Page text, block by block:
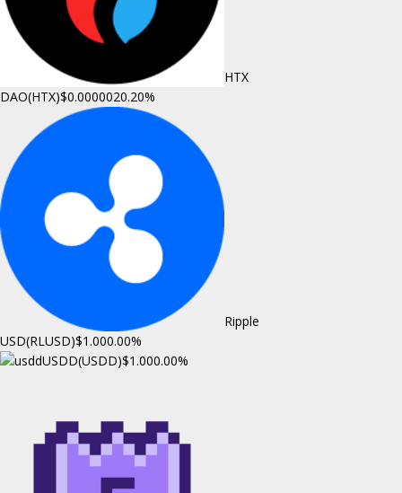
HTX
DAO(HTX)$0.0000020.20%
Ripple
USD(RLUSD)$1.000.00%
USDD(USDD)$1.000.00%